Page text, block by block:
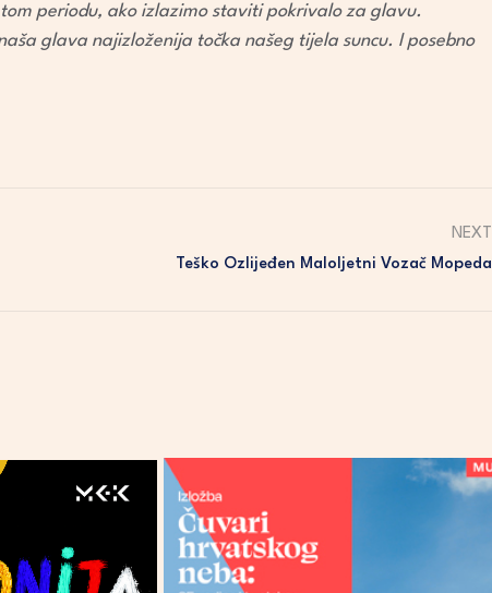
periodu, ako izlazimo staviti pokrivalo za glavu.
glava najizloženija točka našeg tijela suncu. I posebno
NEXT
Teško Ozlijeđen Maloljetni Vozač Mopeda